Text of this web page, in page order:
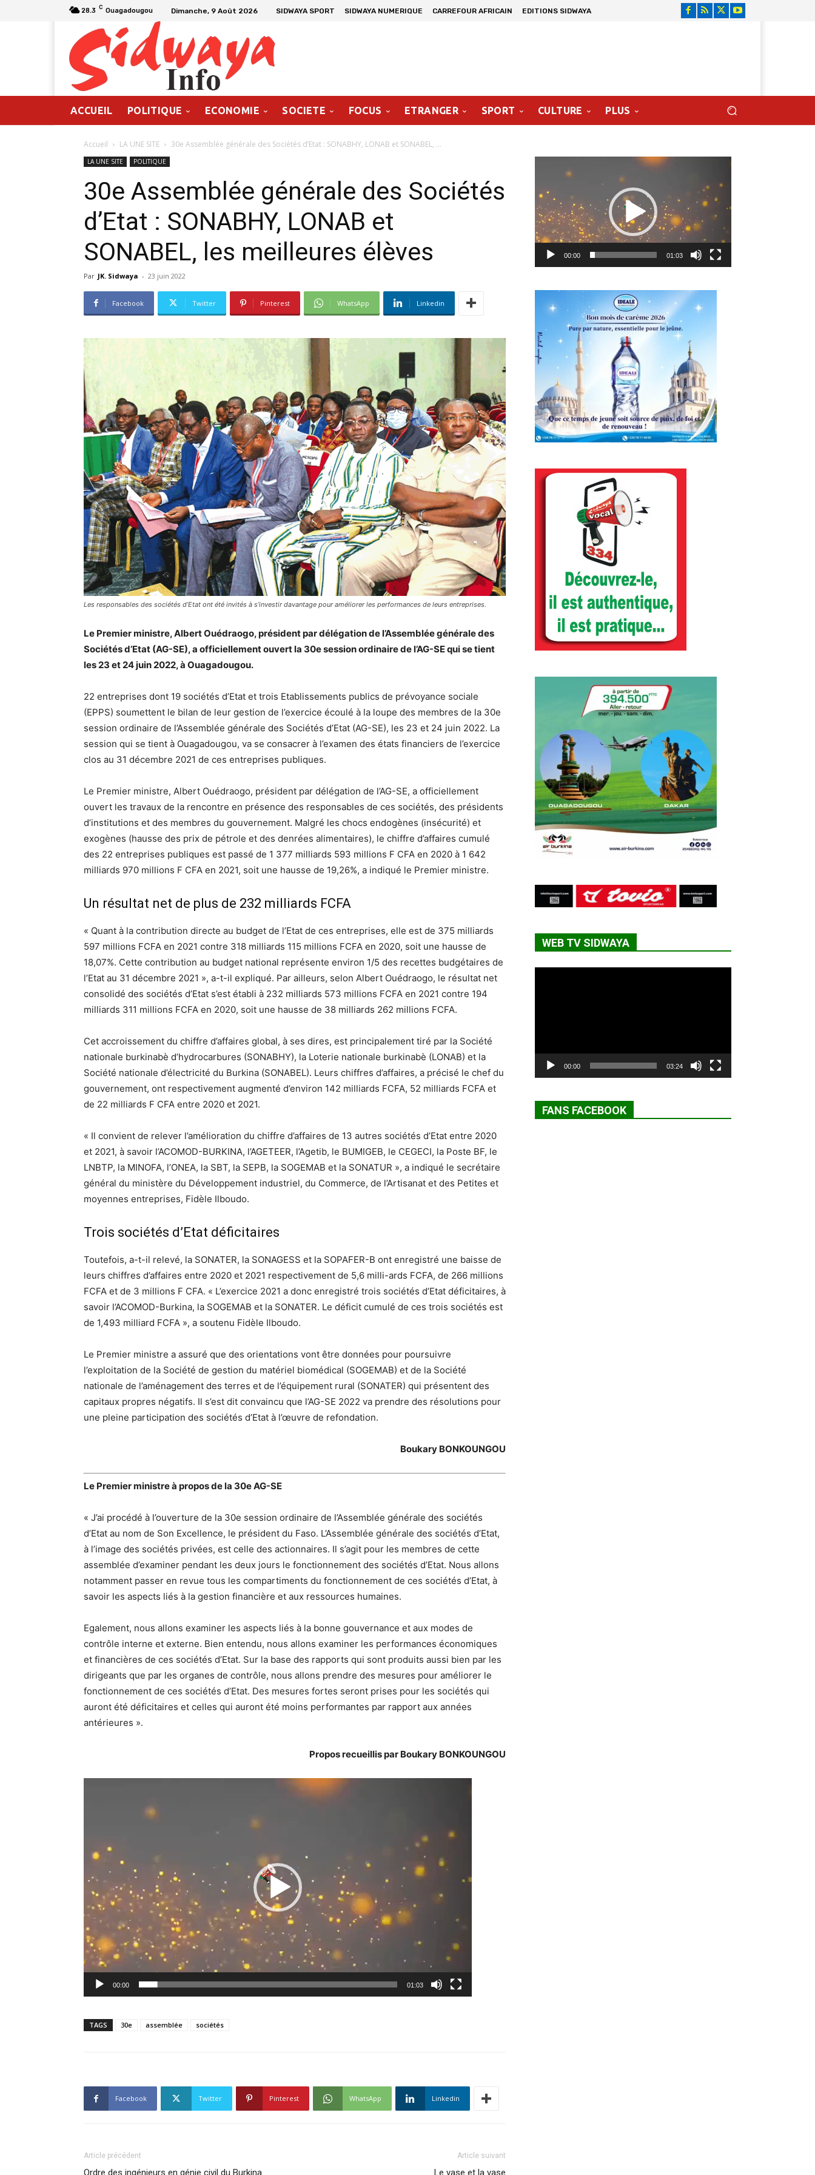
28.3 C Ouagadougou Dimanche, 9 Août 2026 SIDWAYA SPORT SIDWAYA NUMERIQUE CARREFOUR AFRICAIN EDITIONS SIDWAYA
ACCUEIL POLITIQUE ECONOMIE SOCIETE FOCUS ETRANGER SPORT CULTURE PLUS
Accueil LA UNE SITE 30e Assemblée générale des Sociétés d’Etat : SONABHY, LONAB et SONABEL, ...
LA UNE SITE POLITIQUE
30e Assemblée générale des Sociétés
d’Etat : SONABHY, LONAB et
SONABEL, les meilleures élèves
Par JK. Sidwaya - 23 juin 2022
Facebook Twitter Pinterest WhatsApp Linkedin
Les responsables des sociétés d’Etat ont été invités à s’investir davantage pour améliorer les performances de leurs entreprises.
Le Premier ministre, Albert Ouédraogo, président par délégation de l’Assemblée générale des
Sociétés d’Etat (AG-SE), a officiellement ouvert la 30e session ordinaire de l’AG-SE qui se tient
les 23 et 24 juin 2022, à Ouagadougou.
22 entreprises dont 19 sociétés d’Etat et trois Etablissements publics de prévoyance sociale
(EPPS) soumettent le bilan de leur gestion de l’exercice écoulé à la loupe des membres de la 30e
session ordinaire de l’Assemblée générale des Sociétés d’Etat (AG-SE), les 23 et 24 juin 2022. La
session qui se tient à Ouagadougou, va se consacrer à l’examen des états financiers de l’exercice
clos au 31 décembre 2021 de ces entreprises publiques.
Le Premier ministre, Albert Ouédraogo, président par délégation de l’AG-SE, a officiellement
ouvert les travaux de la rencontre en présence des responsables de ces sociétés, des présidents
d’institutions et des membres du gouvernement. Malgré les chocs endogènes (insécurité) et
exogènes (hausse des prix de pétrole et des denrées alimentaires), le chiffre d’affaires cumulé
des 22 entreprises publiques est passé de 1 377 milliards 593 millions F CFA en 2020 à 1 642
milliards 970 millions F CFA en 2021, soit une hausse de 19,26%, a indiqué le Premier ministre.
Un résultat net de plus de 232 milliards FCFA
« Quant à la contribution directe au budget de l’Etat de ces entreprises, elle est de 375 milliards
597 millions FCFA en 2021 contre 318 milliards 115 millions FCFA en 2020, soit une hausse de
18,07%. Cette contribution au budget national représente environ 1/5 des recettes budgétaires de
l’Etat au 31 décembre 2021 », a-t-il expliqué. Par ailleurs, selon Albert Ouédraogo, le résultat net
consolidé des sociétés d’Etat s’est établi à 232 milliards 573 millions FCFA en 2021 contre 194
milliards 311 millions FCFA en 2020, soit une hausse de 38 milliards 262 millions FCFA.
Cet accroissement du chiffre d’affaires global, à ses dires, est principalement tiré par la Société
nationale burkinabè d’hydrocarbures (SONABHY), la Loterie nationale burkinabè (LONAB) et la
Société nationale d’électricité du Burkina (SONABEL). Leurs chiffres d’affaires, a précisé le chef du
gouvernement, ont respectivement augmenté d’environ 142 milliards FCFA, 52 milliards FCFA et
de 22 milliards F CFA entre 2020 et 2021.
« Il convient de relever l’amélioration du chiffre d’affaires de 13 autres sociétés d’Etat entre 2020
et 2021, à savoir l’ACOMOD-BURKINA, l’AGETEER, l’Agetib, le BUMIGEB, le CEGECI, la Poste BF, le
LNBTP, la MINOFA, l’ONEA, la SBT, la SEPB, la SOGEMAB et la SONATUR », a indiqué le secrétaire
général du ministère du Développement industriel, du Commerce, de l’Artisanat et des Petites et
moyennes entreprises, Fidèle Ilboudo.
Trois sociétés d’Etat déficitaires
Toutefois, a-t-il relevé, la SONATER, la SONAGESS et la SOPAFER-B ont enregistré une baisse de
leurs chiffres d’affaires entre 2020 et 2021 respectivement de 5,6 milli-ards FCFA, de 266 millions
FCFA et de 3 millions F CFA. « L’exercice 2021 a donc enregistré trois sociétés d’Etat déficitaires, à
savoir l’ACOMOD-Burkina, la SOGEMAB et la SONATER. Le déficit cumulé de ces trois sociétés est
de 1,493 milliard FCFA », a soutenu Fidèle Ilboudo.
Le Premier ministre a assuré que des orientations vont être données pour poursuivre
l’exploitation de la Société de gestion du matériel biomédical (SOGEMAB) et de la Société
nationale de l’aménagement des terres et de l’équipement rural (SONATER) qui présentent des
capitaux propres négatifs. Il s’est dit convaincu que l’AG-SE 2022 va prendre des résolutions pour
une pleine participation des sociétés d’Etat à l’œuvre de refondation.
Boukary BONKOUNGOU
Le Premier ministre à propos de la 30e AG-SE
« J’ai procédé à l’ouverture de la 30e session ordinaire de l’Assemblée générale des sociétés
d’Etat au nom de Son Excellence, le président du Faso. L’Assemblée générale des sociétés d’Etat,
à l’image des sociétés privées, est celle des actionnaires. Il s’agit pour les membres de cette
assemblée d’examiner pendant les deux jours le fonctionnement des sociétés d’Etat. Nous allons
notamment passer en revue tous les compartiments du fonctionnement de ces sociétés d’Etat, à
savoir les aspects liés à la gestion financière et aux ressources humaines.
Egalement, nous allons examiner les aspects liés à la bonne gouvernance et aux modes de
contrôle interne et externe. Bien entendu, nous allons examiner les performances économiques
et financières de ces sociétés d’Etat. Sur la base des rapports qui sont produits aussi bien par les
dirigeants que par les organes de contrôle, nous allons prendre des mesures pour améliorer le
fonctionnement de ces sociétés d’Etat. Des mesures fortes seront prises pour les sociétés qui
auront été déficitaires et celles qui auront été moins performantes par rapport aux années
antérieures ».
Propos recueillis par Boukary BONKOUNGOU
Lecteur
00:00 01:03
TAGS 30e assemblée sociétés
Facebook Twitter Pinterest WhatsApp Linkedin
Article précédent Article suivant
00:00 01:03
WEB TV SIDWAYA
00:00 03:24
FANS FACEBOOK